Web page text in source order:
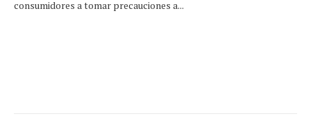
consumidores a tomar precauciones a...